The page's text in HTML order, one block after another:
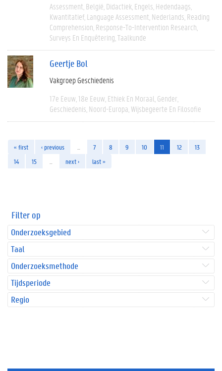
Assessment België Didactiek Engels Hedendaags
Kwantitatief Language Assessment Nederlands Reading
Comprehension Response-To-Intervention Research
Surveys En Enquêtering Taalkunde
Geertje Bol
Vakgroep Geschiedenis
17e Eeuw 18e Eeuw Ethiek En Moraal Gender
Geschiedenis Noord-Europa Wijsbegeerte En Filosofie
« first ‹ previous 7 8 9 10 11 12
13
14
15 next › last »
Filter op
Onderzoeksgebied
Taal
Onderzoeksmethode
Tijdsperiode
Regio